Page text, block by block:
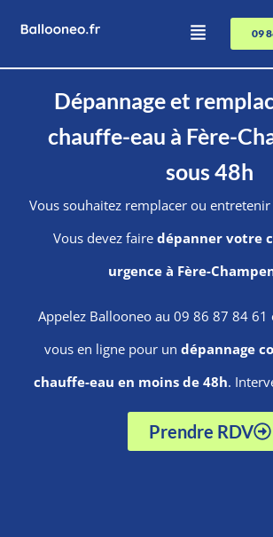
09
Dépannage et
chauffe-eau à Fère-
sous 48h
Vous souhaitez remplacer ou
Vous devez faire dépanner votre
urgence à Fère-
Appelez Ballooneo au 09 86 87 84 61
vous en ligne pour un dépannage
chauffe-eau en moins de 48h.
Prendre RDV